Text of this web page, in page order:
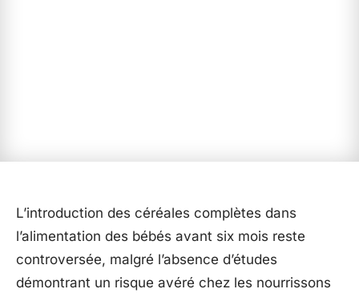
L’introduction des céréales complètes dans
l’alimentation des bébés avant six mois reste
controversée, malgré l’absence d’études
démontrant un risque avéré chez les nourrissons